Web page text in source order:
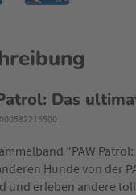
Das
"PAW
Hunde von der
und erleben andere